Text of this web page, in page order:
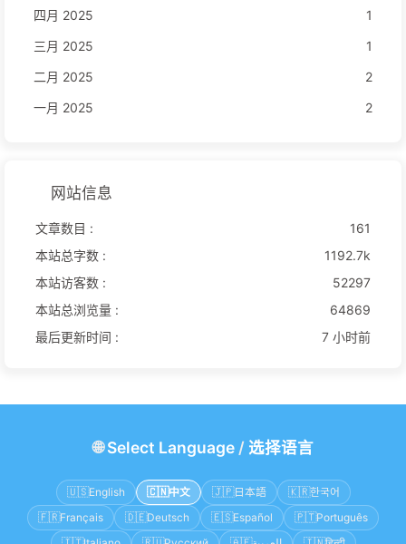
四月 2025
1
三月 2025
1
二月 2025
2
一月 2025
2
网站信息
文章数目 :
161
本站总字数 :
1192.7k
本站访客数 :
52297
本站总浏览量 :
64869
最后更新时间 :
7 小时前
🌐Select Language/ 选择语言
🇺🇸English 🇨🇳 中文 🇯🇵日本語 🇰🇷한국어
🇫🇷Français 🇩🇪Deutsch 🇪🇸Español 🇵🇹Português